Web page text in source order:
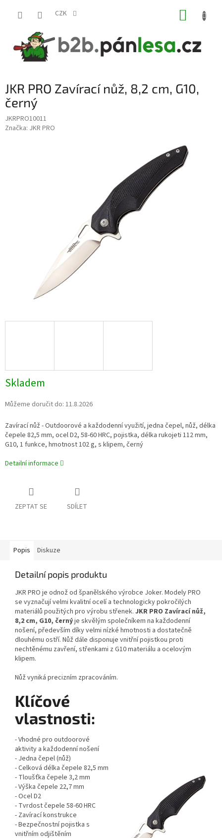
CZK
JKR PRO Zavírací nůž, 8,2 cm, G10,
černý
JKRPRO10011
Značka: JKR PRO
Skladem
Můžeme doručit do: 11.8.2026
Zavírací nůž - Outdoorové a každodenní využití, jedna čepel, nůž, délka
čepele 82,5 mm, ocel D2, 58-60 HRC, pojistka, délka rukojeti 112 mm,
G10, 1 funkce, hmotnost 102 g, s klipem, černý
Detailní informace
ZEPTAT SE SDÍLET
Popis Diskuze
Detailní popis produktu
JKR PRO je odnož od španělského výrobce Joker. Modely PRO
se vyznačují velmi kvalitní ocelí a technologicky pokročilých
materiálů použitých pro výrobu střenek. JKR PRO Zavírací nůž,
8,2 cm, G10, černýje skvělým společníkem na každodenní
nošení, především díky velmi nízké hmotnosti a dostatečně
dlouhému ostří. Nůž dále disponuje vnitřní pojistkou proti
nechtěnému zavření, střenkami z G10 materiálu a ocelovým
klipem.
Nůž vyniká precizním zpracováním.
Klíčové
vlastnosti:
- Vhodné pro outdoorové
aktivity a každodenní nošení
- Jedna čepel (nůž)
- Celková délka čepele 82,5 mm
- Tloušťka čepele 3,2 mm
- Výška čepele 22,7 mm
- Ocel D2
- Tvrdost čepele 58-60 HRC
- Zavírací konstrukce
- Bezpečnostní pojistka s
vnitřním odjištěním